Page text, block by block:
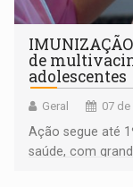
de
adolescentes
Geral 07
Ação segue até
saúde, com